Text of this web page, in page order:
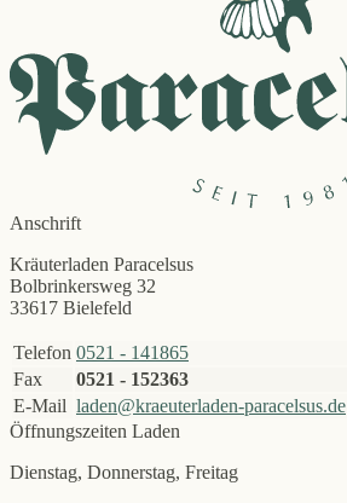
Anschrift
Kräuterladen Paracelsus
Bolbrinkersweg 32
33617 Bielefeld
Telefon 0521 - 141865
Fax
0521 - 152363
E-Mail laden@kraeuterladen-paracelsus.de
Öffnungszeiten Laden
Dienstag, Donnerstag, Freitag